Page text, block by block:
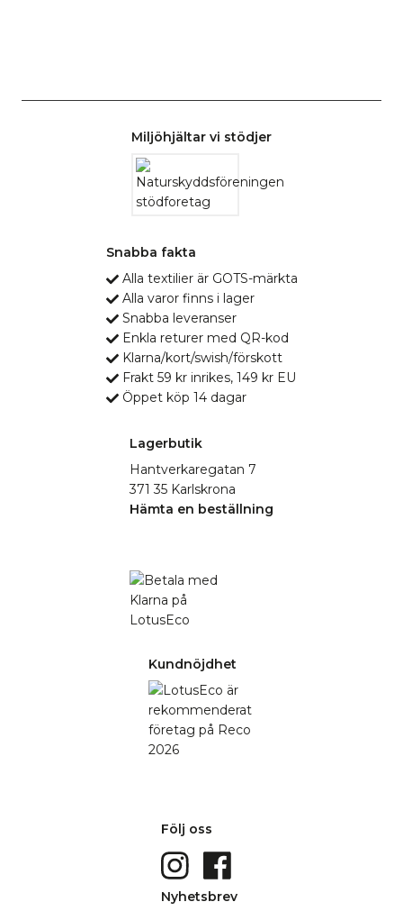
Miljöhjältar vi stödjer
Snabba fakta
Alla textilier är GOTS-märkta
Alla varor finns i lager
Snabba leveranser
Enkla returer med QR-kod
Klarna/kort/swish/förskott
Frakt 59 kr inrikes, 149 kr EU
Öppet köp 14 dagar
Lagerbutik
Hantverkaregatan 7
371 35 Karlskrona
Hämta en beställning
Kundnöjdhet
Följ oss
Nyhetsbrev